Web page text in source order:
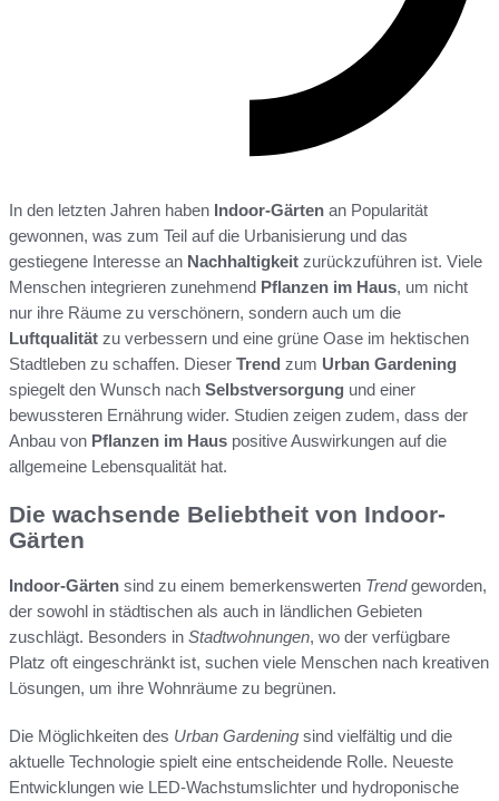
In den letzten Jahren haben Indoor-Gärten an Popularität
gewonnen, was zum Teil auf die Urbanisierung und das
gestiegene Interesse an Nachhaltigkeit zurückzuführen ist. Viele
Menschen integrieren zunehmend Pflanzen im Haus, um nicht
nur ihre Räume zu verschönern, sondern auch um die
Luftqualität zu verbessern und eine grüne Oase im hektischen
Stadtleben zu schaffen. Dieser Trend zum Urban Gardening
spiegelt den Wunsch nach Selbstversorgung und einer
bewussteren Ernährung wider. Studien zeigen zudem, dass der
Anbau von Pflanzen im Haus positive Auswirkungen auf die
allgemeine Lebensqualität hat.
Die wachsende Beliebtheit von Indoor-
Gärten
Indoor-Gärten sind zu einem bemerkenswerten Trendgeworden,
der sowohl in städtischen als auch in ländlichen Gebieten
zuschlägt. Besonders in Stadtwohnungen, wo der verfügbare
Platz oft eingeschränkt ist, suchen viele Menschen nach kreativen
Lösungen, um ihre Wohnräume zu begrünen.
Die Möglichkeiten des Urban Gardening sind vielfältig und die
aktuelle Technologie spielt eine entscheidende Rolle. Neueste
Entwicklungen wie LED-Wachstumslichter und hydroponische